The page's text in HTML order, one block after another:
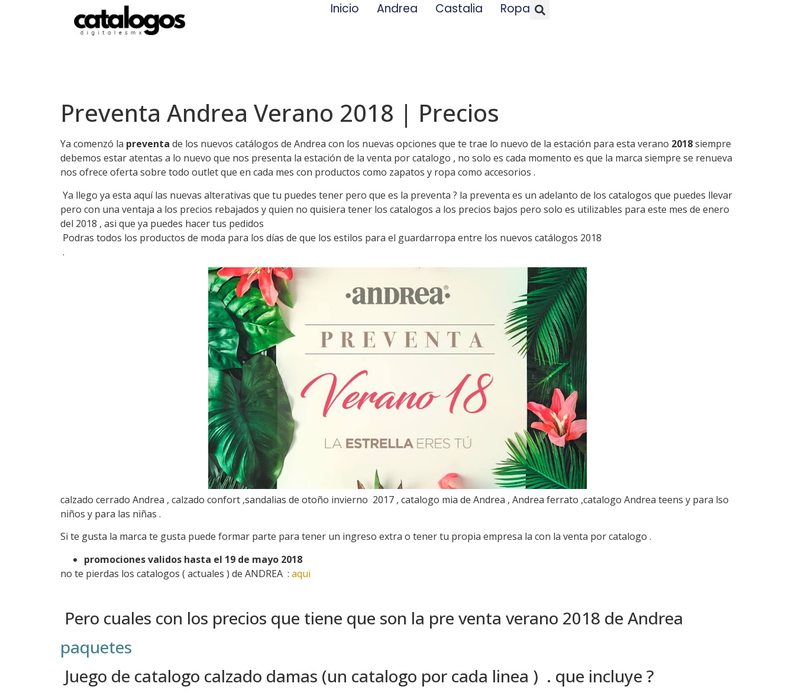
Inicio Andrea Castalia Ropa
Preventa Andrea Verano 2018 | Precios
Ya comenzó la preventa de los nuevos catálogos de Andrea con los nuevas opciones que te trae lo nuevo de la estación para esta verano 2018siempre
debemos estar atentas a lo nuevo que nos presenta la estación de la venta por catalogo , no solo es cada momento es que la marca siempre se renueva
nos ofrece oferta sobre todo outlet que en cada mes con productos como zapatos y ropa como accesorios .
Ya llego ya esta aquí las nuevas alterativas que tu puedes tener pero que es la preventa ? la preventa es un adelanto de los catalogos que puedes llevar
pero con una ventaja a los precios rebajados y quien no quisiera tener los catalogos a los precios bajos pero solo es utilizables para este mes de enero
del 2018 , asi que ya puedes hacer tus pedidos
Podras todos los productos de moda para los días de que los estilos para el guardarropa entre los nuevos catálogos 2018
.
calzado cerrado Andrea , calzado confort ,sandalias de otoño invierno 2017 , catalogo mia de Andrea , Andrea ferrato ,catalogo Andrea teens y para lso
niños y para las niñas .
Si te gusta la marca te gusta puede formar parte para tener un ingreso extra o tener tu propia empresa la con la venta por catalogo .
promociones validos hasta el 19 de mayo 2018
no te pierdas los catalogos ( actuales ) de ANDREA : aqui
Pero cuales con los precios que tiene que son la pre venta verano 2018 de Andrea
paquetes
Juego de catalogo calzado damas (un catalogo por cada linea ) . que incluye ?